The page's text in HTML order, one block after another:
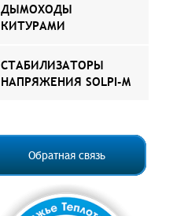
ДЫМОХОДЫ
КИТУРАМИ
СТАБИЛИЗАТОРЫ
НАПРЯЖЕНИЯ SOLPI-M
Обратная связь